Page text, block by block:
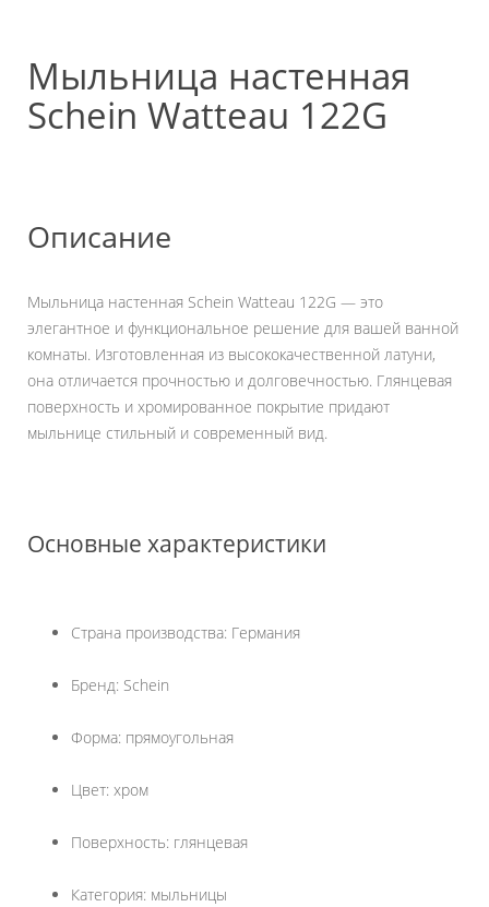
Мыльница настенная
Schein Watteau 122G
Описание
Мыльница настенная Schein Watteau 122G — это
элегантное и функциональное решение для вашей ванной
комнаты. Изготовленная из высококачественной латуни,
она отличается прочностью и долговечностью. Глянцевая
поверхность и хромированное покрытие придают
мыльнице стильный и современный вид.
Основные характеристики
Страна производства: Германия
Бренд: Schein
Форма: прямоугольная
Цвет: хром
Поверхность: глянцевая
Категория: мыльницы